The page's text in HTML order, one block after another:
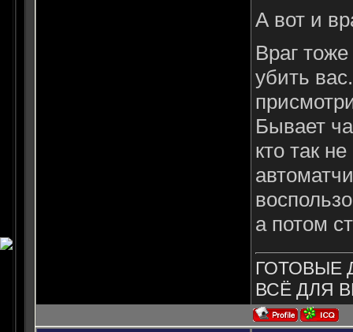
А вот и
Враг
убить
Бывает
кто так
а потом
ГОТОВЫЕ
ВСЁ ДЛЯ